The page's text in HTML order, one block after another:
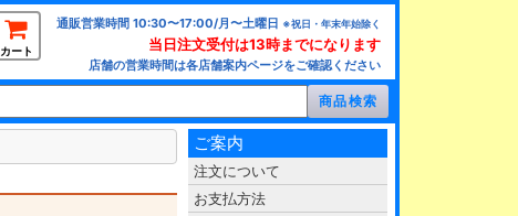
カート
通販営業時間 10:30〜17:00/月〜土曜日 ※祝日・年末年始除く
当日注文受付は13時までになります
店舗の営業時間は各店舗案内ページをご確認ください
ご案内
注文について
お支払方法